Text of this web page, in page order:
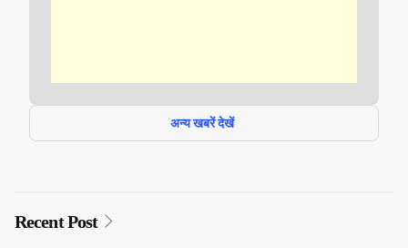
अन्य खबरें देखें
Recent Post